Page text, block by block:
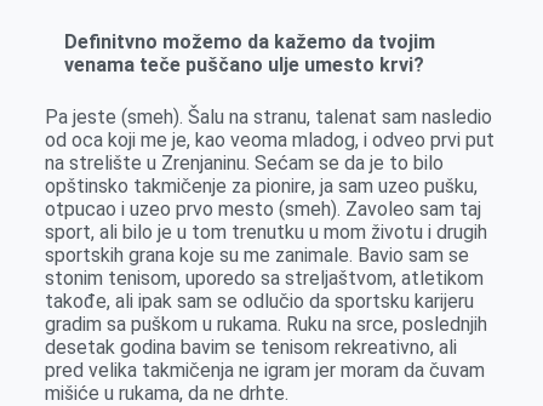
Definitvno možemo da kažemo da tvojim
venama teče puščano ulje umesto krvi?
Pa jeste (smeh). Šalu na stranu, talenat sam nasledio
od oca koji me je, kao veoma mladog, i odveo prvi put
na strelište u Zrenjaninu. Sećam se da je to bilo
opštinsko takmičenje za pionire, ja sam uzeo pušku,
otpucao i uzeo prvo mesto (smeh). Zavoleo sam taj
sport, ali bilo je u tom trenutku u mom životu i drugih
sportskih grana koje su me zanimale. Bavio sam se
stonim tenisom, uporedo sa streljaštvom, atletikom
takođe, ali ipak sam se odlučio da sportsku karijeru
gradim sa puškom u rukama. Ruku na srce, poslednjih
desetak godina bavim se tenisom rekreativno, ali
pred velika takmičenja ne igram jer moram da čuvam
mišiće u rukama, da ne drhte.